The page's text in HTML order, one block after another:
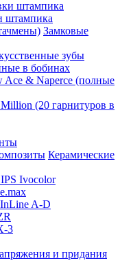
штампика
Замковые
зубы
в бобинах
Ace & Naperce (полные
(20 гарнитуров в
Керамические
Ivocolor
A-D
3